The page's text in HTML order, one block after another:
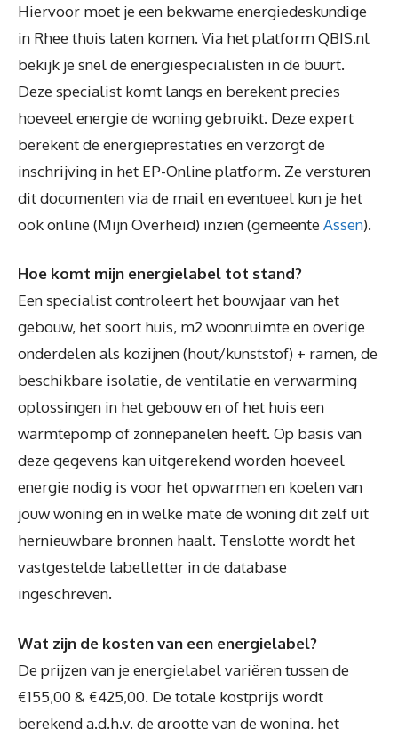
Hiervoor moet je een bekwame energiedeskundige
in Rhee thuis laten komen. Via het platform QBIS.nl
bekijk je snel de energiespecialisten in de buurt.
Deze specialist komt langs en berekent precies
hoeveel energie de woning gebruikt. Deze expert
berekent de energieprestaties en verzorgt de
inschrijving in het EP-Online platform. Ze versturen
dit documenten via de mail en eventueel kun je het
ook online (Mijn Overheid) inzien (gemeenteAssen).
Hoe komt mijn energielabel tot stand?
Een specialist controleert het bouwjaar van het
gebouw, het soort huis, m2 woonruimte en overige
onderdelen als kozijnen (hout/kunststof) + ramen, de
beschikbare isolatie, de ventilatie en verwarming
oplossingen in het gebouw en of het huis een
warmtepomp of zonnepanelen heeft. Op basis van
deze gegevens kan uitgerekend worden hoeveel
energie nodig is voor het opwarmen en koelen van
jouw woning en in welke mate de woning dit zelf uit
hernieuwbare bronnen haalt. Tenslotte wordt het
vastgestelde labelletter in de database
ingeschreven.
Wat zijn de kosten van een energielabel?
De prijzen van je energielabel variëren tussen de
€155,00 & €425,00. De totale kostprijs wordt
berekend a.d.h.v. de grootte van de woning, het